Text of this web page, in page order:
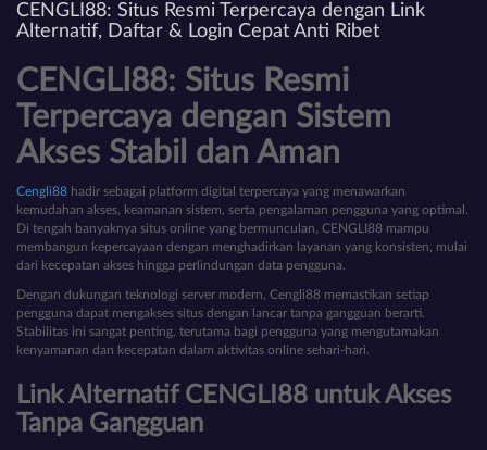
CENGLI88: Situs Resmi Terpercaya dengan Link
Alternatif, Daftar & Login Cepat Anti Ribet
CENGLI88: Situs Resmi
Terpercaya dengan Sistem
Akses Stabil dan Aman
Cengli88 hadir sebagai platform digital terpercaya yang menawarkan
kemudahan akses, keamanan sistem, serta pengalaman pengguna yang optimal.
Di tengah banyaknya situs online yang bermunculan, CENGLI88 mampu
membangun kepercayaan dengan menghadirkan layanan yang konsisten, mulai
dari kecepatan akses hingga perlindungan data pengguna.
Dengan dukungan teknologi server modern, Cengli88 memastikan setiap
pengguna dapat mengakses situs dengan lancar tanpa gangguan berarti.
Stabilitas ini sangat penting, terutama bagi pengguna yang mengutamakan
kenyamanan dan kecepatan dalam aktivitas online sehari-hari.
Link Alternatif CENGLI88 untuk Akses
Tanpa Gangguan